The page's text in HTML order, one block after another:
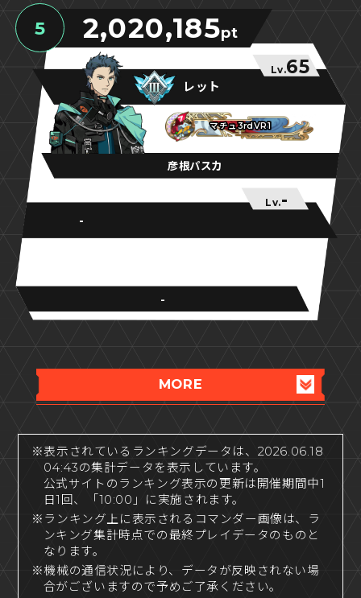
5 2,020,185pt
レット
Lv.65
マチュ3rdVR1
マチュ3rdVR1
マチュ3rdVR1
彦根パスカ
-
Lv.-
-
MORE
※表示されているランキングデータは、2026.06.18
04:43の集計データを表示しています。
公式サイトのランキング表示の更新は開催期間中1
日1回、「10:00」に実施されます。
※ランキング上に表示されるコマンダー画像は、ラ
ンキング集計時点での最終プレイデータのものと
なります。
※機械の通信状況により、データが反映されない場
合がございますので予めご了承ください。